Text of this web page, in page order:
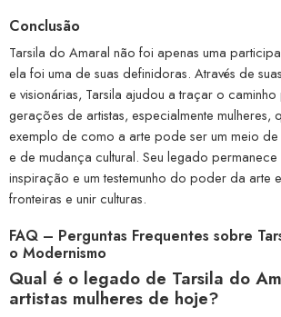
Conclusão
Tarsila do Amaral não foi apenas uma
ela foi uma de suas definidoras. Através de
e visionárias, Tarsila ajudou a traçar o caminho
gerações de artistas, especialmente mulheres,
exemplo de como a arte pode ser um meio
e de mudança cultural. Seu legado permanece
inspiração e um testemunho do poder da arte
fronteiras e unir culturas.
FAQ – Perguntas Frequentes sobre
o Modernismo
Qual é o legado de Tarsila do
artistas mulheres de hoje?